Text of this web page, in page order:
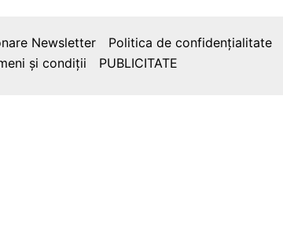
Newsletter
Politica de confidențialitate
și condiții
PUBLICITATE